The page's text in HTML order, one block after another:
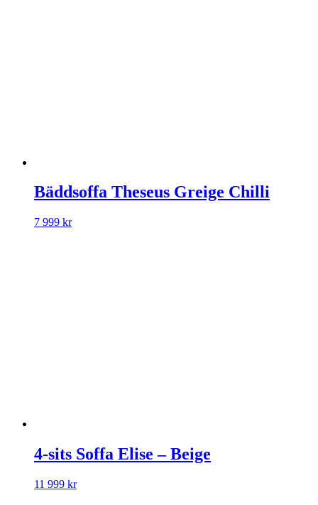
Bäddsoffa Theseus Greige Chilli
7 999 kr
4-sits Soffa Elise – Beige
11 999 kr